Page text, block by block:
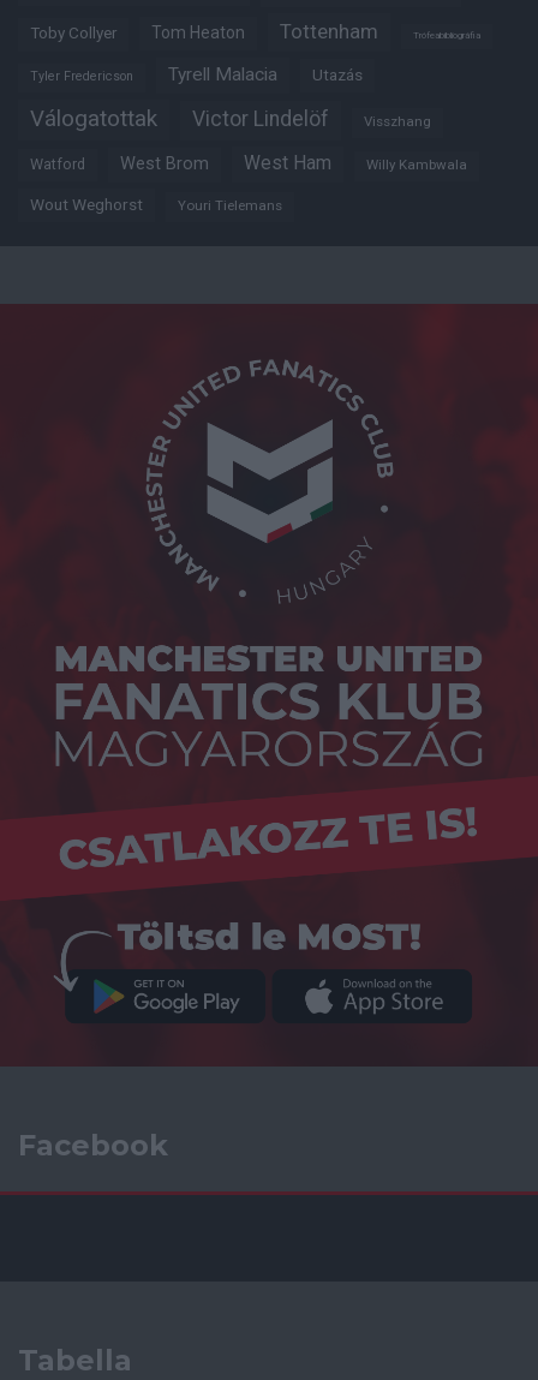
Toby Collyer Tom Heaton Tottenham Trófeabibliográfia
Tyler Fredericson Tyrell Malacia Utazás
Válogatottak Victor Lindelöf Visszhang
Watford West Brom West Ham Willy Kambwala
Wout Weghorst Youri Tielemans
Facebook
Tabella